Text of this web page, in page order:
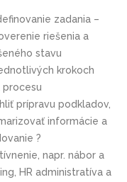
zadania –
riešenia a
stavu
krokoch
prípravu podkladov,
informácie a
?
napr. nábor a
HR administratíva a